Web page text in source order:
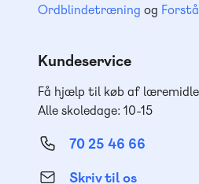
Ordblindetræning og Forstå
Kundeservice
Få hjælp til køb af
Alle skoledage: 10-15
70 25 46 66
Skriv til os